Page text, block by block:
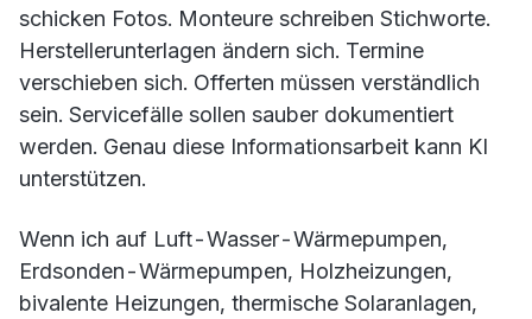
schicken Fotos. Monteure schreiben Stichworte.
Herstellerunterlagen ändern sich. Termine
verschieben sich. Offerten müssen verständlich
sein. Servicefälle sollen sauber dokumentiert
werden. Genau diese Informationsarbeit kann KI
unterstützen.
Wenn ich auf Luft-Wasser-Wärmepumpen,
Erdsonden-Wärmepumpen, Holzheizungen,
bivalente Heizungen, thermische Solaranlagen,